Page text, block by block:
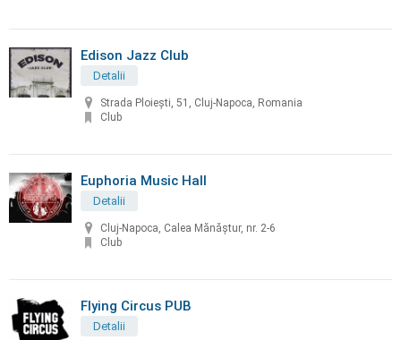
Edison Jazz Club
Detalii
Strada Ploiești, 51, Cluj-Napoca, Romania
Club
Euphoria Music Hall
Detalii
Cluj-Napoca, Calea Mănăştur, nr. 2-6
Club
Flying Circus PUB
Detalii